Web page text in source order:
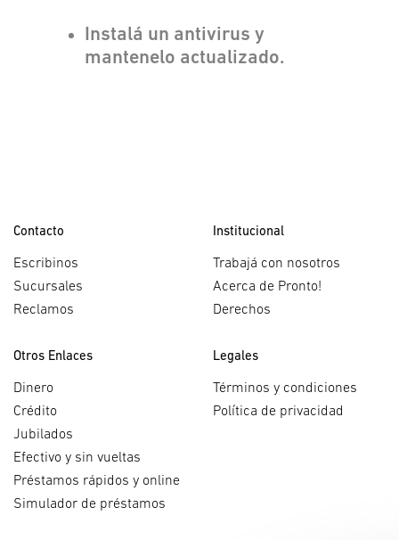
Instalá un antivirus y
mantenelo actualizado.
Contacto
Escribinos
Sucursales
Reclamos
Institucional
Trabajá con nosotros
Acerca de Pronto!
Derechos
Otros Enlaces
Dinero
Crédito
Jubilados
Efectivo y sin vueltas
Préstamos rápidos y online
Simulador de préstamos
Legales
Términos y condiciones
Política de privacidad